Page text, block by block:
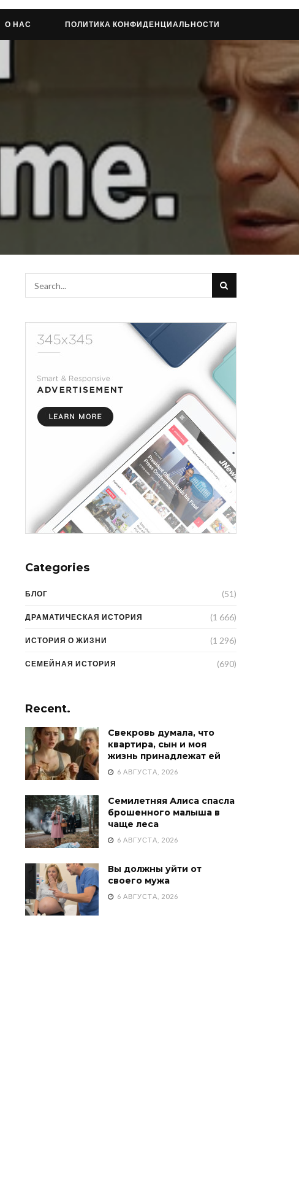
О НАС ПОЛИТИКА КОНФИДЕНЦИАЛЬНОСТИ
Categories
БЛОГ (51)
ДРАМАТИЧЕСКАЯ ИСТОРИЯ (1 666)
ИСТОРИЯ О ЖИЗНИ (1 296)
СЕМЕЙНАЯ ИСТОРИЯ (690)
Recent.
Свекровь думала, что
квартира, сын и моя
жизнь принадлежат ей
6 АВГУСТА, 2026
Семилетняя Алиса спасла
брошенного малыша в
чаще леса
6 АВГУСТА, 2026
Вы должны уйти от
своего мужа
6 АВГУСТА, 2026